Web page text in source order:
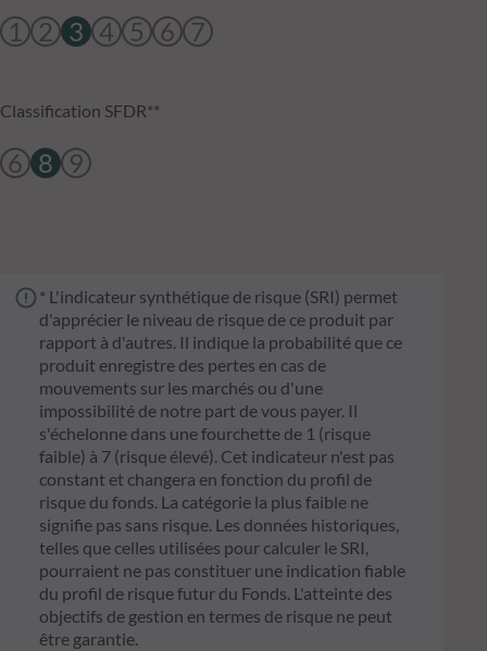
1 2 3 4 5 6 7
Classification SFDR**
6 8 9
* L'indicateur synthétique de risque (SRI) permet
d'apprécier le niveau de risque de ce produit par
rapport à d'autres. Il indique la probabilité que ce
produit enregistre des pertes en cas de
mouvements sur les marchés ou d'une
impossibilité de notre part de vous payer. Il
s'échelonne dans une fourchette de 1 (risque
faible) à 7 (risque élevé). Cet indicateur n'est pas
constant et changera en fonction du profil de
risque du fonds. La catégorie la plus faible ne
signifie pas sans risque. Les données historiques,
telles que celles utilisées pour calculer le SRI,
pourraient ne pas constituer une indication fiable
du profil de risque futur du Fonds. L'atteinte des
objectifs de gestion en termes de risque ne peut
être garantie.